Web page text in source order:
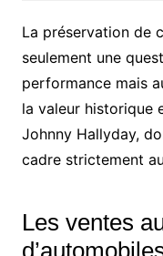
La préservation de
seulement une
performance mais
la valeur historique
Johnny Hallyday,
cadre strictement
Les ventes